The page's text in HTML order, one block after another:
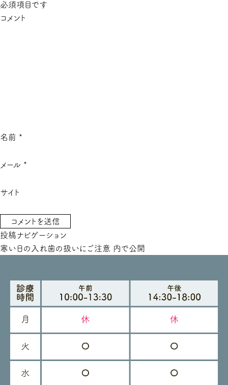
必須項目です
コメント
名前 *
メール *
サイト
投稿ナビゲーション
寒い日の入れ歯の扱いにご注意 内で公開